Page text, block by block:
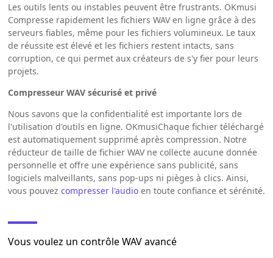
Les outils lents ou instables peuvent être frustrants. OKmusi
Compresse rapidement les fichiers WAV en ligne grâce à des
serveurs fiables, même pour les fichiers volumineux. Le taux
de réussite est élevé et les fichiers restent intacts, sans
corruption, ce qui permet aux créateurs de s'y fier pour leurs
projets.
Compresseur WAV sécurisé et privé
Nous savons que la confidentialité est importante lors de
l'utilisation d'outils en ligne. OKmusiChaque fichier téléchargé
est automatiquement supprimé après compression. Notre
réducteur de taille de fichier WAV ne collecte aucune donnée
personnelle et offre une expérience sans publicité, sans
logiciels malveillants, sans pop-ups ni pièges à clics. Ainsi,
vous pouvez compresser l'audioen toute confiance et sérénité.
Vous voulez un contrôle WAV avancé